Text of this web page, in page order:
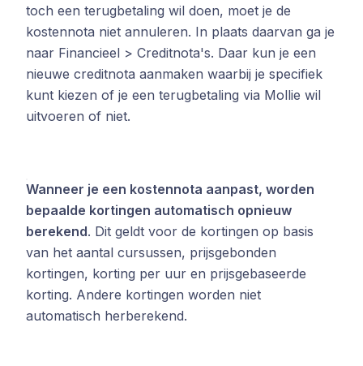
toch een terugbetaling wil doen, moet je de
kostennota niet annuleren. In plaats daarvan ga je
naar Financieel > Creditnota's. Daar kun je een
nieuwe creditnota aanmaken waarbij je specifiek
kunt kiezen of je een terugbetaling via Mollie wil
uitvoeren of niet.
Wanneer je een kostennota aanpast, worden
bepaalde kortingen automatisch opnieuw
berekend. Dit geldt voor de kortingen op basis
van het aantal cursussen, prijsgebonden
kortingen, korting per uur en prijsgebaseerde
korting. Andere kortingen worden niet
automatisch herberekend.